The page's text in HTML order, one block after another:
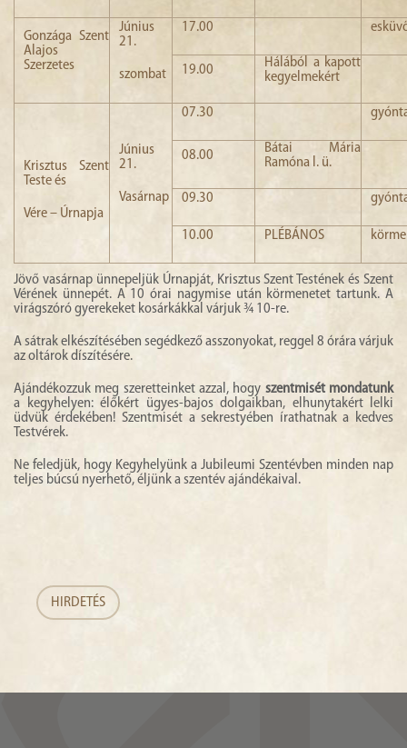
Gonzága Szent
Alajos
Szerzetes
Június
21.
szombat
17.00
19.00
Hálából a kapott
kegyelmekért
Krisztus Szent
Teste és
Vére – Úrnapja
Június
21.
Vasárnap
07.30
08.00
Bátai Mária
Ramóna l. ü.
09.30
10.00 PLÉBÁNOS
Jövő vasárnap ünnepeljük Úrnapját, Krisztus Szent Testének és Szent
Vérének ünnepét. A 10 órai nagymise után körmenetet tartunk. A
virágszóró gyerekeket kosárkákkal várjuk ¾ 10-re.
A sátrak elkészítésében segédkező asszonyokat, reggel 8 órára várjuk
az oltárok díszítésére.
Ajándékozzuk meg szeretteinket azzal, hogy szentmisét mondatunk
a kegyhelyen: élőkért ügyes-bajos dolgaikban, elhunytakért lelki
üdvük érdekében! Szentmisét a sekrestyében írathatnak a kedves
Testvérek.
Ne feledjük, hogy Kegyhelyünk a Jubileumi Szentévben minden nap
teljes búcsú nyerhető, éljünk a szentév ajándékaival.
HIRDETÉS